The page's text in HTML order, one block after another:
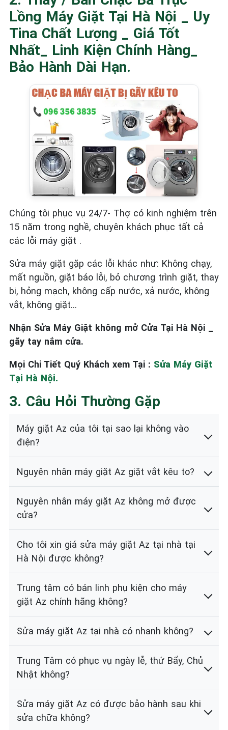
Lồng Máy Giặt Tại Hà Nội _ Uy
Tina Chất Lượng _ Giá Tốt
Nhất_ Linh Kiện Chính Hàng_
Bảo Hành Dài Hạn.
Chúng tôi phục vụ 24/7- Thợ có kinh nghiệm trên
15 năm trong nghề, chuyên khách phục tất cả
các lỗi máy giặt .
Sửa máy giặt gặp các lỗi khác như: Không chạy,
mất nguồn, giặt báo lỗi, bỏ chương trình giặt, thay
bi, hỏng mạch, không cấp nước, xả nước, không
vắt, không giặt…
Nhận Sửa Máy Giặt không mở Cửa Tại Hà Nội _
gãy tay nắm cửa.
Mọi Chi Tiết Quý Khách xem Tại : Sửa Máy Giặt
Tại Hà Nội.
3. Câu Hỏi Thường Gặp
Máy giặt Az của tôi tại sao lại không vào
điện?
Nguyên nhân máy giặt Az giặt vắt kêu to?
Nguyên nhân máy giặt Az không mở được
cửa?
Cho tôi xin giá sửa máy giặt Az tại nhà tại
Hà Nội được không?
Trung tâm có bán linh phụ kiện cho máy
giặt Az chính hãng không?
Sửa máy giặt Az tại nhà có nhanh không?
Trung Tâm có phục vụ ngày lễ, thứ Bẩy, Chủ
Nhật không?
Sửa máy giặt Az có được bảo hành sau khi
sửa chữa không?